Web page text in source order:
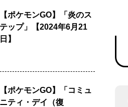
【ポケモンGO】「炎のス
テップ」【2024年6月21
日】
【ポケモンGO】「コミュ
ニティ・デイ（復